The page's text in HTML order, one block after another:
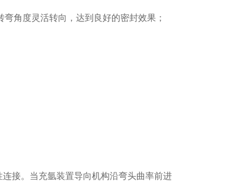
角度灵活转向，达到良好的密封效果；
接。当充氩装置导向机构沿弯头曲率前进